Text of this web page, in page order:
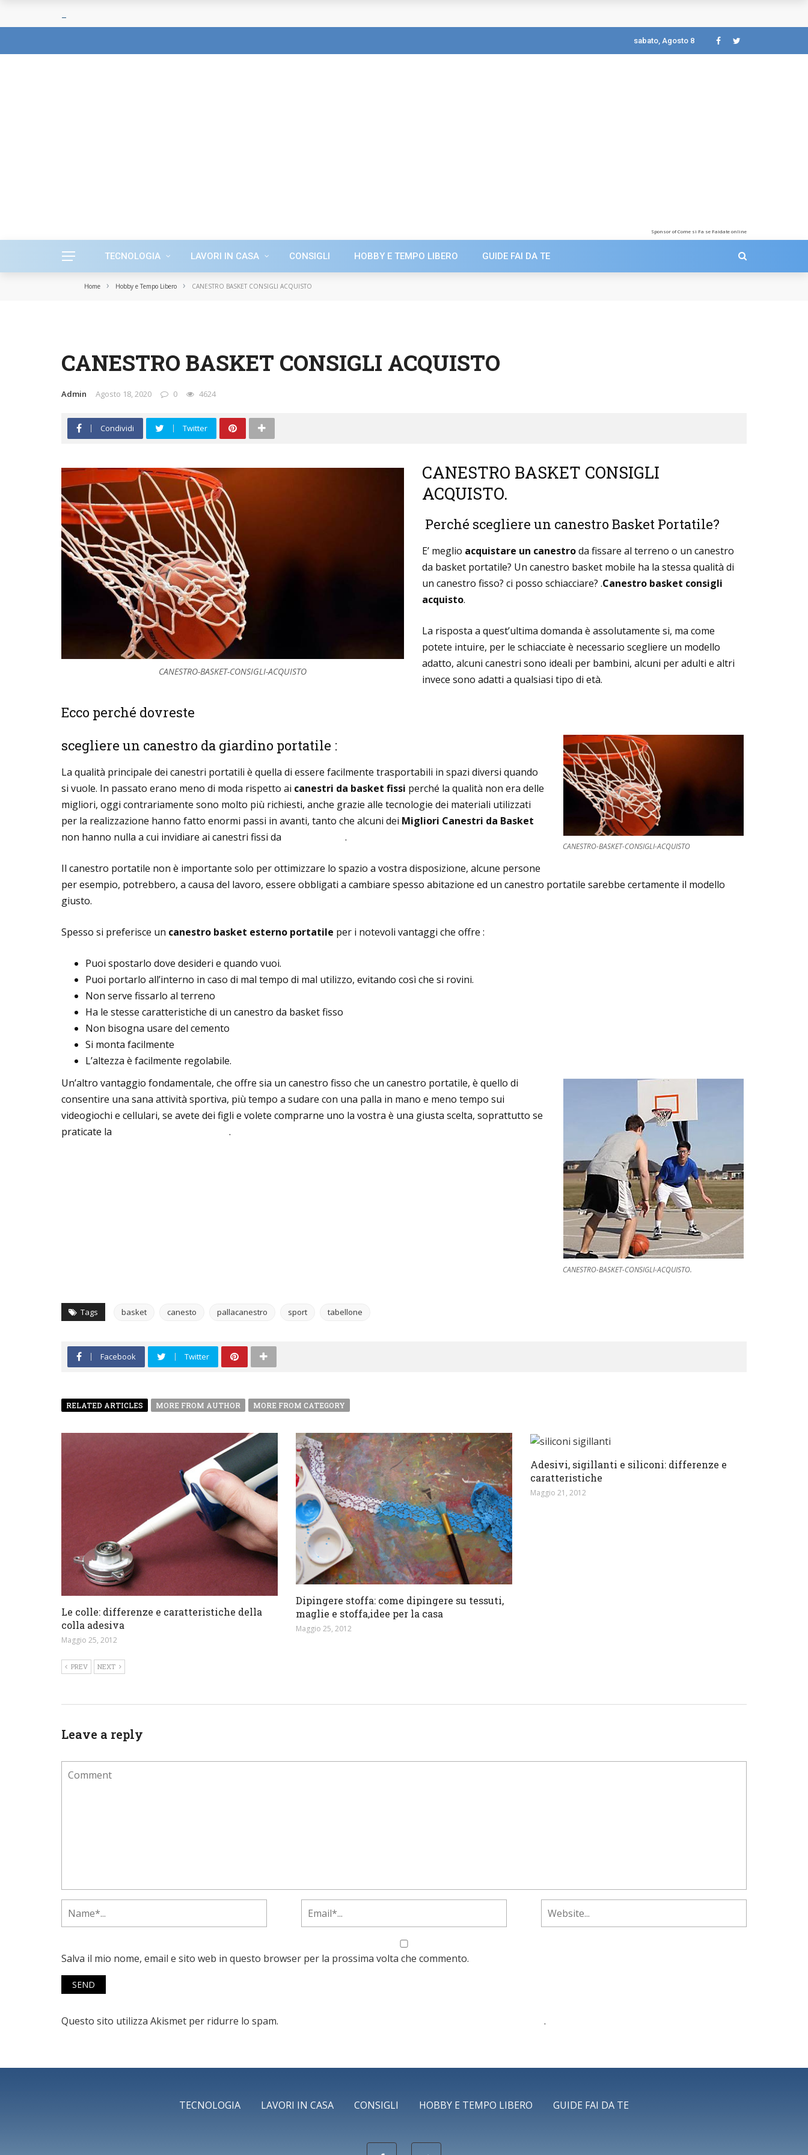
sabato, Agosto 8
Sponsor of Come si Fa se Faidate online
TECNOLOGIA LAVORI IN CASA CONSIGLI HOBBY E TEMPO LIBERO GUIDE FAI DA TE
Home › Hobby e Tempo Libero › CANESTRO BASKET CONSIGLI ACQUISTO
CANESTRO BASKET CONSIGLI ACQUISTO
Admin Agosto 18, 2020 0 4624
Condividi Twitter
CANESTRO-BASKET-CONSIGLI-ACQUISTO
CANESTRO BASKET CONSIGLI
ACQUISTO.
Perché scegliere un canestro Basket Portatile?
E’ meglio acquistare un canestroda fissare al terreno o un canestro
da basket portatile? Un canestro basket mobile ha la stessa qualità di
un canestro fisso? ci posso schiacciare? .Canestro basket consigli
acquisto.
La risposta a quest’ultima domanda è assolutamente si, ma come
potete intuire, per le schiacciate è necessario scegliere un modello
adatto, alcuni canestri sono ideali per bambini, alcuni per adulti e altri
invece sono adatti a qualsiasi tipo di età.
Ecco perché dovreste
CANESTRO-BASKET-CONSIGLI-ACQUISTO
scegliere un canestro da giardino portatile :
La qualità principale dei canestri portatili è quella di essere facilmente trasportabili in spazi diversi quando
si vuole. In passato erano meno di moda rispetto ai canestri da basket fissi perché la qualità non era delle
migliori, oggi contrariamente sono molto più richiesti, anche grazie alle tecnologie dei materiali utilizzati
per la realizzazione hanno fatto enormi passi in avanti, tanto che alcuni dei Migliori Canestri da Basket
non hanno nulla a cui invidiare ai canestri fissi da
.
Il canestro portatile non è importante solo per ottimizzare lo spazio a vostra disposizione, alcune persone
per esempio, potrebbero, a causa del lavoro, essere obbligati a cambiare spesso abitazione ed un canestro portatile sarebbe certamente il modello
giusto.
Spesso si preferisce un canestro basket esterno portatile per i notevoli vantaggi che offre :
Puoi spostarlo dove desideri e quando vuoi.
Puoi portarlo all’interno in caso di mal tempo di mal utilizzo, evitando così che si rovini.
Non serve fissarlo al terreno
Ha le stesse caratteristiche di un canestro da basket fisso
Non bisogna usare del cemento
Si monta facilmente
L’altezza è facilmente regolabile.
CANESTRO-BASKET-CONSIGLI-ACQUISTO.
Un’altro vantaggio fondamentale, che offre sia un canestro fisso che un canestro portatile, è quello di
consentire una sana attività sportiva, più tempo a sudare con una palla in mano e meno tempo sui
videogiochi e cellulari, se avete dei figli e volete comprarne uno la vostra è una giusta scelta, soprattutto se
praticate la
.
Tags basket canesto pallacanestro sport tabellone
Facebook Twitter
RELATED ARTICLES MORE FROM AUTHOR MORE FROM CATEGORY
Le colle: differenze e caratteristiche della
colla adesiva
Maggio 25, 2012
Dipingere stoffa: come dipingere su tessuti,
maglie e stoffa,idee per la casa
Maggio 25, 2012
Adesivi, sigillanti e siliconi: differenze e
caratteristiche
Maggio 21, 2012
PREV NEXT
Leave a reply
Salva il mio nome, email e sito web in questo browser per la prossima volta che commento.
Questo sito utilizza Akismet per ridurre lo spam. .
TECNOLOGIA LAVORI IN CASA CONSIGLI HOBBY E TEMPO LIBERO GUIDE FAI DA TE